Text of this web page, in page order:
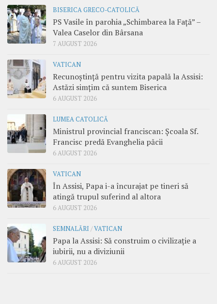
BISERICA GRECO-CATOLICĂ
PS Vasile în parohia „Schimbarea la Față” –
Valea Caselor din Bârsana
7 AUGUST 2026
VATICAN
Recunoștință pentru vizita papală la Assisi:
Astăzi simțim că suntem Biserica
6 AUGUST 2026
LUMEA CATOLICĂ
Ministrul provincial franciscan: Școala Sf.
Francisc predă Evanghelia păcii
6 AUGUST 2026
VATICAN
În Assisi, Papa i-a încurajat pe tineri să
atingă trupul suferind al altora
6 AUGUST 2026
SEMNALĂRI /VATICAN
Papa la Assisi: Să construim o civilizație a
iubirii, nu a diviziunii
6 AUGUST 2026